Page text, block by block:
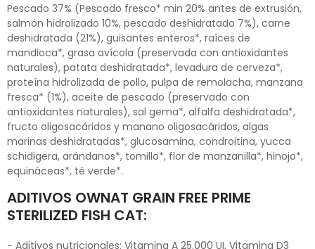
Pescado 37% (Pescado fresco* min 20% antes de extrusión,
salmón hidrolizado 10%, pescado deshidratado 7%), carne
deshidratada (21%), guisantes enteros*, raíces de
mandioca*, grasa avícola (preservada con antioxidantes
naturales), patata deshidratada*, levadura de cerveza*,
proteína hidrolizada de pollo, pulpa de remolacha, manzana
fresca* (1%), aceite de pescado (preservado con
antioxidantes naturales), sal gema*, alfalfa deshidratada*,
fructo oligosacáridos y manano oligosacáridos, algas
marinas deshidratadas*, glucosamina, condroitina, yucca
schidigera, arándanos*, tomillo*, flor de manzanilla*, hinojo*,
equináceas*, té verde*.
ADITIVOS OWNAT GRAIN FREE PRIME
STERILIZED FISH CAT:
- Aditivos nutricionales: Vitamina A 25.000 UI, Vitamina D3